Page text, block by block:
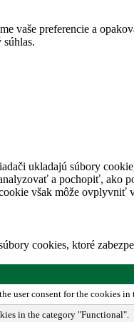
vaše preferencie a
ukladajú súbory
a pochopiť, ako
však môže ovplyvniť
cookies, ktoré
user consent for the cookies
in the category "Functional".